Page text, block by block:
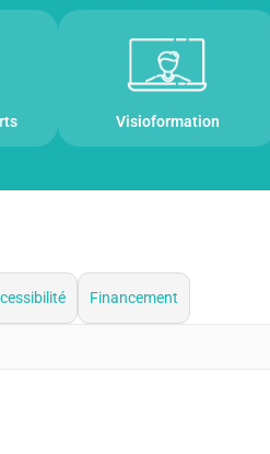
Visioformation
Financement